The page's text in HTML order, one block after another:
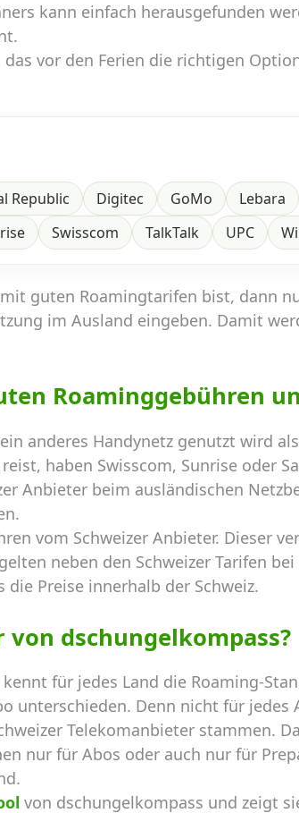
kann einfach herausgefunden
vor den Ferien die richtigen
Republic Digitec GoMo Lebara
Swisscom TalkTalk UPC
guten Roamingtarifen bist, dann
im Ausland eingeben. Damit
Roaminggebühren
anderes Handynetz genutzt wird
haben Swisscom, Sunrise oder
Anbieter beim ausländischen
vom Schweizer Anbieter. Dieser
neben den Schweizer Tarifen
Preise innerhalb der Schweiz.
von dschungelkompass?
für jedes Land die Roaming-
unterschieden. Denn nicht für jedes
Telekomanbieter stammen.
nur für Abos oder auch nur für
von dschungelkompass und zeigt